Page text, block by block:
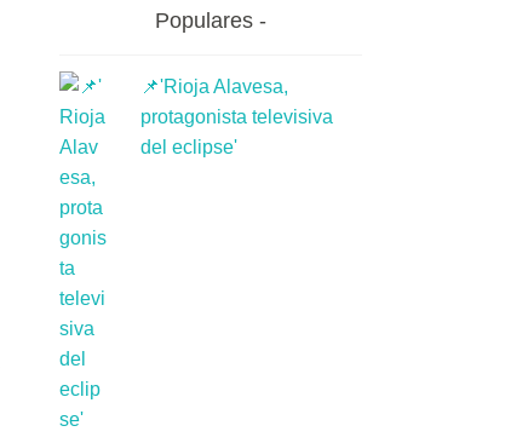
Populares
📌'Rioja Alavesa,
protagonista televisiva
del eclipse'